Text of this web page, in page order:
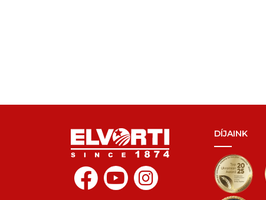
DÍJAINK